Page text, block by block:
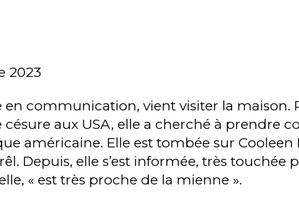
2023
en communication, vient visiter la maison.
aux USA, elle a cherché à prendre
américaine. Elle est tombée sur Cooleen
Depuis, elle s’est informée, très touchée
« est très proche de la mienne ».